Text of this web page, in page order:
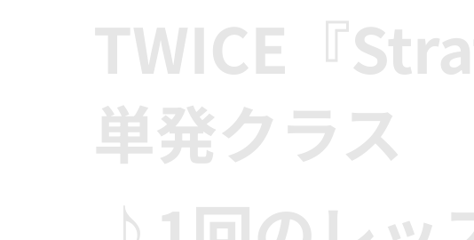
TWICE『
単発クラス